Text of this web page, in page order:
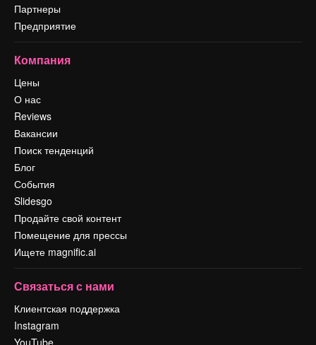
Партнеры
Предприятие
Компания
Цены
О нас
Reviews
Вакансии
Поиск тенденций
Блог
События
Slidesgo
Продайте свой контент
Помещение для прессы
Ищете magnific.ai
Связаться с нами
Клиентская поддержка
Instagram